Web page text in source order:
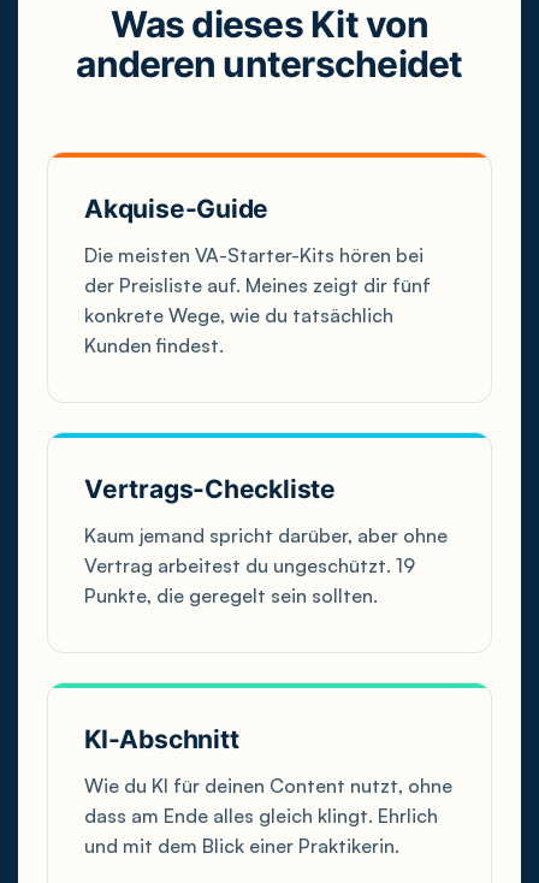
Was dieses Kit von
anderen unterscheidet
Akquise-Guide
Die meisten VA-Starter-Kits hören bei
der Preisliste auf. Meines zeigt dir fünf
konkrete Wege, wie du tatsächlich
Kunden findest.
Vertrags-Checkliste
Kaum jemand spricht darüber, aber ohne
Vertrag arbeitest du ungeschützt. 19
Punkte, die geregelt sein sollten.
KI-Abschnitt
Wie du KI für deinen Content nutzt, ohne
dass am Ende alles gleich klingt. Ehrlich
und mit dem Blick einer Praktikerin.